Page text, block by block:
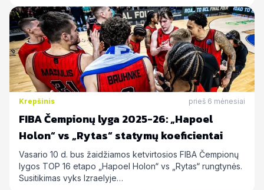
Krepšinis prieš 6 mėnesiai
FIBA Čempionų lyga 2025-26: „Hapoel
Holon“ vs „Rytas“ statymų koeficientai
Vasario 10 d. bus žaidžiamos ketvirtosios FIBA Čempionų
lygos TOP 16 etapo „Hapoel Holon“ vs „Rytas“ rungtynės.
Susitikimas vyks Izraelyje…